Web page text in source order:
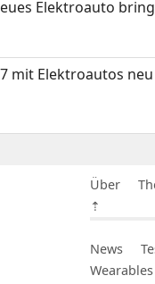
Elektroauto
mit Elektroautos
Über
⇡
News
Wearables